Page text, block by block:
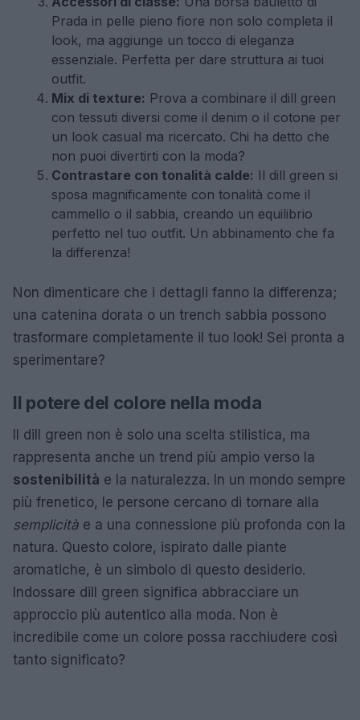
Prada in pelle pieno fiore non solo completa il
look, ma aggiunge un tocco di eleganza
essenziale. Perfetta per dare struttura ai tuoi
outfit.
Mix di texture: Prova a combinare il dill green
con tessuti diversi come il denim o il cotone per
un look casual ma ricercato. Chi ha detto che
non puoi divertirti con la moda?
Contrastare con tonalità calde: Il dill green si
sposa magnificamente con tonalità come il
cammello o il sabbia, creando un equilibrio
perfetto nel tuo outfit. Un abbinamento che fa
la differenza!
Non dimenticare che i dettagli fanno la differenza;
una catenina dorata o un trench sabbia possono
trasformare completamente il tuo look! Sei pronta a
sperimentare?
Il potere del colore nella moda
Il dill green non è solo una scelta stilistica, ma
rappresenta anche un trend più ampio verso la
sostenibilità e la naturalezza. In un mondo sempre
più frenetico, le persone cercano di tornare alla
semplicità e a una connessione più profonda con la
natura. Questo colore, ispirato dalle piante
aromatiche, è un simbolo di questo desiderio.
Indossare dill green significa abbracciare un
approccio più autentico alla moda. Non è
incredibile come un colore possa racchiudere così
tanto significato?